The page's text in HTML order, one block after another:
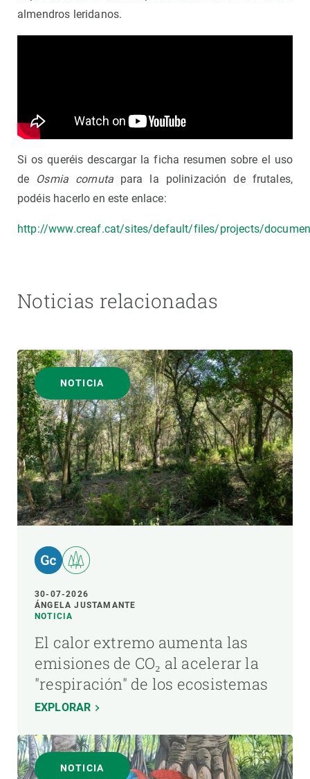
almendros leridanos.
Si os queréis descargar la ficha resumen sobre el uso
de Osmia cornuta para la polinización de frutales,
podéis hacerlo en este enlace:
http://www.creaf.cat/sites/default/files/projects/
Noticias relacionadas
NOTICIA
30-07-2026
ÁNGELA JUSTAMANTE
NOTICIA
El calor extremo aumenta las
emisiones de CO₂ al acelerar la
"respiración" de los ecosistemas
EXPLORAR
NOTICIA